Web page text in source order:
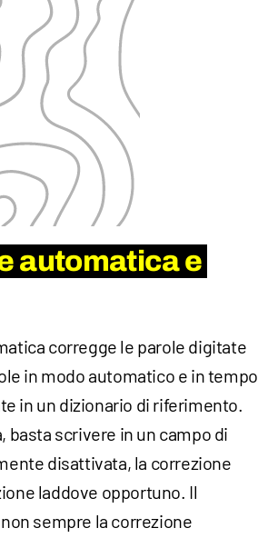
automatica e
corregge le parole digitate
in modo automatico e in tempo
in un dizionario di riferimento.
scrivere in un campo di
disattivata, la correzione
laddove opportuno. Il
sempre la correzione